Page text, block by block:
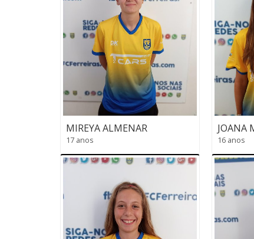
MIREYA ALMENAR
17 anos
JOANA
16 anos